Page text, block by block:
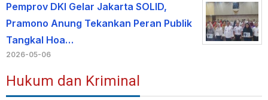
Pemprov DKI Gelar Jakarta SOLID,
Pramono Anung Tekankan Peran Publik
Tangkal Hoa…
2026-05-06
Hukum dan Kriminal